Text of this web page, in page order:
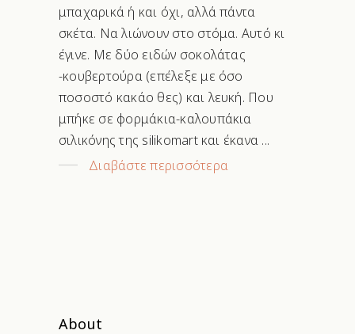
μπαχαρικά ή και όχι, αλλά πάντα
σκέτα. Να λιώνουν στο στόμα. Αυτό κι
έγινε. Με δύο ειδών σοκολάτας
-κουβερτούρα (επέλεξε με όσο
ποσοστό κακάο θες) και λευκή. Που
μπήκε σε φορμάκια-καλουπάκια
σιλικόνης της silikomart και έκανα
Διαβάστε περισσότερα
About